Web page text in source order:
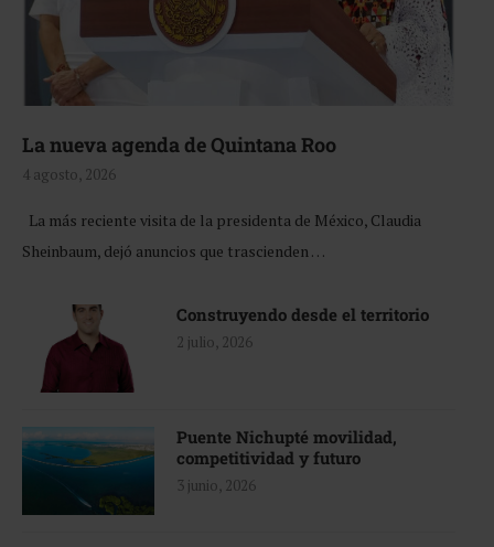
La nueva agenda de Quintana Roo
4 agosto, 2026
La más reciente visita de la presidenta de México, Claudia
Sheinbaum, dejó anuncios que trascienden …
Construyendo desde el territorio
2 julio, 2026
Puente Nichupté movilidad,
competitividad y futuro
3 junio, 2026